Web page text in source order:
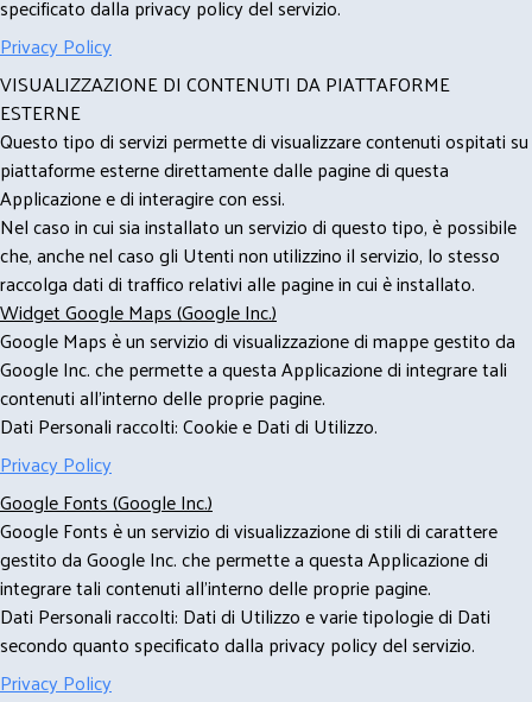
specificato dalla privacy policy del servizio.
Privacy Policy
VISUALIZZAZIONE DI CONTENUTI DA PIATTAFORME
ESTERNE
Questo tipo di servizi permette di visualizzare contenuti ospitati su
piattaforme esterne direttamente dalle pagine di questa
Applicazione e di interagire con essi.
Nel caso in cui sia installato un servizio di questo tipo, è possibile
che, anche nel caso gli Utenti non utilizzino il servizio, lo stesso
raccolga dati di traffico relativi alle pagine in cui è installato.
Widget Google Maps (Google Inc.)
Google Maps è un servizio di visualizzazione di mappe gestito da
Google Inc. che permette a questa Applicazione di integrare tali
contenuti all'interno delle proprie pagine.
Dati Personali raccolti: Cookie e Dati di Utilizzo.
Privacy Policy
Google Fonts (Google Inc.)
Google Fonts è un servizio di visualizzazione di stili di carattere
gestito da Google Inc. che permette a questa Applicazione di
integrare tali contenuti all'interno delle proprie pagine.
Dati Personali raccolti: Dati di Utilizzo e varie tipologie di Dati
secondo quanto specificato dalla privacy policy del servizio.
Privacy Policy